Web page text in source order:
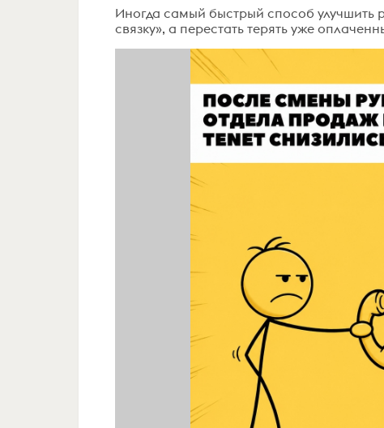
Иногда самый быстрый способ улучшить
связку», а перестать терять уже